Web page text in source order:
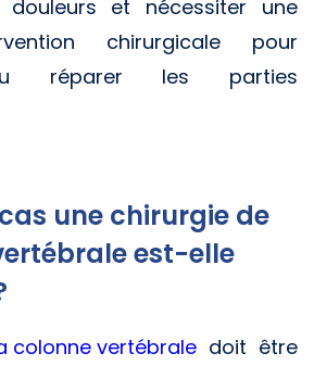
douleurs et nécessiter une
chirurgicale pour
réparer les parties
une chirurgie de
est-elle
colonne vertébrale doit être